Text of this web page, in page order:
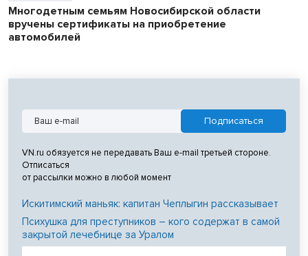
Многодетным семьям Новосибирской области
вручены сертификаты на приобретение
автомобилей
VN.ru обязуется не передавать Ваш e-mail третьей стороне.
Отписаться
от рассылки можно в любой момент
Искитимский маньяк: капитан Чеплыгин рассказывает
Психушка для преступников – кого содержат в самой
закрытой лечебнице за Уралом